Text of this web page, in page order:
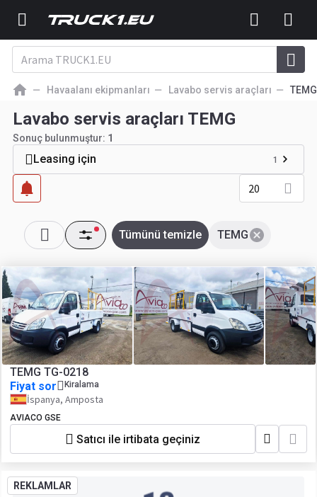
Havaalanı ekipmanları Lavabo servis araçları TEMG
Lavabo servis araçları TEMG
Sonuç bulunmuştur: 1
Leasing için 1
20
TEMG
Tümünü temizle
TEMG TG-0218
Fiyat sor
Kiralama
İspanya, Amposta
AVIACO GSE
Satıcı ile irtibata geçiniz
REKLAMLAR